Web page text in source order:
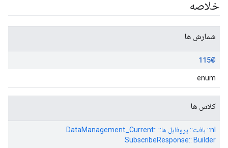
خلاصه
شمارش ها
@115
enum
کلاس ها
nl:: بافت:: پروفایل ها:: DataManagement_Current::
SubscribeResponse:: Builder